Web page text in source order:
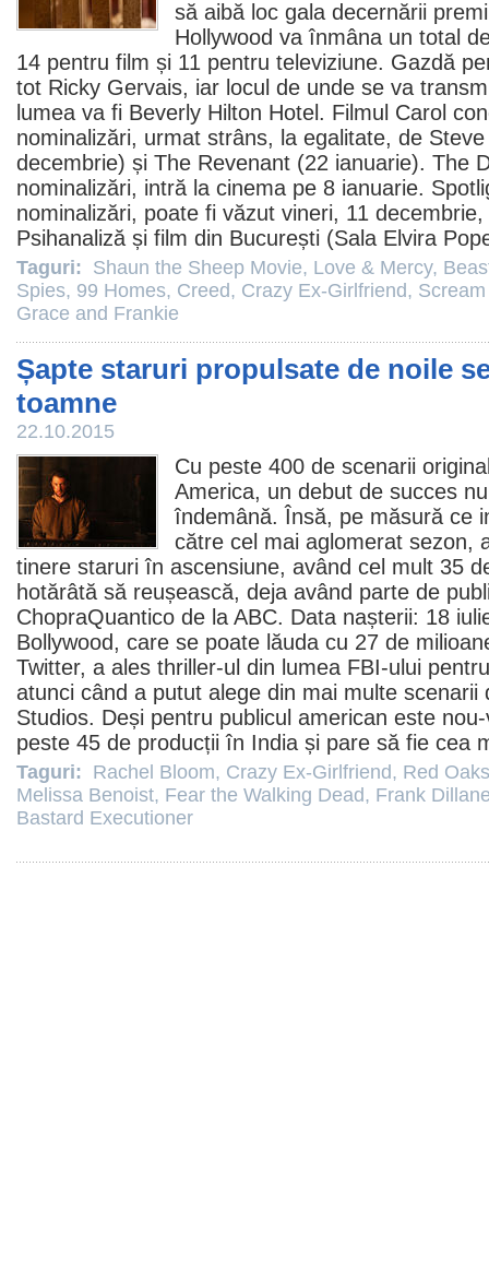
să aibă loc gala decernării
Hollywood va înmâna un total
14 pentru film și 11 pentru televiziune. Gazdă
tot Ricky Gervais, iar locul de unde se va
lumea va fi Beverly Hilton Hotel. Filmul Carol
nominalizări, urmat strâns, la egalitate, de
decembrie) și The Revenant (22 ianuarie). The
nominalizări, intră la cinema pe 8 ianuarie.
nominalizări, poate fi văzut vineri, 11
Psihanaliză și film din București (Sala Elvira
Taguri: Shaun the Sheep Movie, Love & Mercy,
Spies, 99 Homes, Creed, Crazy Ex-Girlfriend,
Grace and Frankie
Șapte staruri propulsate de noile
toamne
22.10.2015
Cu peste 400 de scenarii
America, un debut de succes
îndemână. Însă, pe măsură ce
către cel mai aglomerat sezon,
tinere staruri în ascensiune, având cel mult 35
hotărâtă să reușească, deja având parte de
ChopraQuantico de la ABC. Data nașterii: 18
Bollywood, care se poate lăuda cu 27 de
Twitter, a ales thriller-ul din lumea FBI-ului
atunci când a putut alege din mai multe scenarii
Studios. Deși pentru publicul american este
peste 45 de producții în India și pare să fie cea
Taguri: Rachel Bloom, Crazy Ex-Girlfriend, Red Oaks
Melissa Benoist, Fear the Walking Dead, Frank
Bastard Executioner